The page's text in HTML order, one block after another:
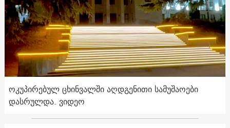
ოკუპირებულ ცხინვალში აღდგენითი სამუშაოები
დასრულდა. ვიდეო